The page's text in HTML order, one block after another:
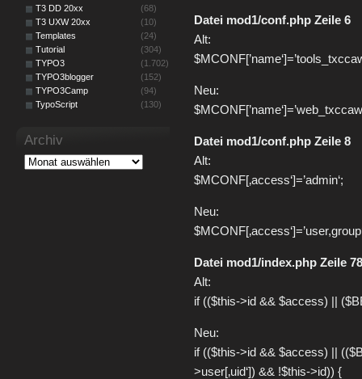
Datei mod1/conf.php Zeile 6
Alt:
Neu:
Datei mod1/conf.php Zeile 8
Alt:
$MCONF[‚access‘]=’admin‘;
Neu:
Datei mod1/index.php Zeile 78
Alt:
if (($this->id && $access) ||
Neu:
if (($this->id && $access) ||
>user[‚uid‘]) && !$this->id)) {
T3 DD 20xx
(68)
T3 UXW 20xx
(10)
Templates
(24)
Tutorial
(304)
TYPO3
(1.702)
TYPO3blogger
(152)
TYPO3Camp
(94)
TypoScript
(130)
Archiv